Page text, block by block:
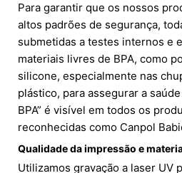
Para garantir que os nossos
altos padrões de segurança,
submetidas a testes internos e
materiais livres de BPA, como
silicone, especialmente nas
plástico, para assegurar a
BPA” é visível em todos os
reconhecidas como Canpol
Qualidade da impressão e
Utilizamos gravação a laser UV